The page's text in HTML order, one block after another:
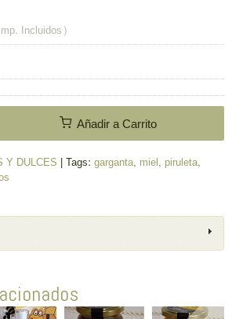
Incluidos)
Añadir a Carrito
Y DULCES |Tags: garganta miel piruleta